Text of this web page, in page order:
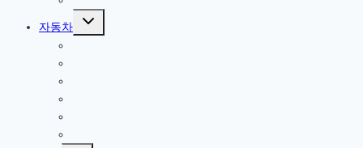
자동차
Toggle